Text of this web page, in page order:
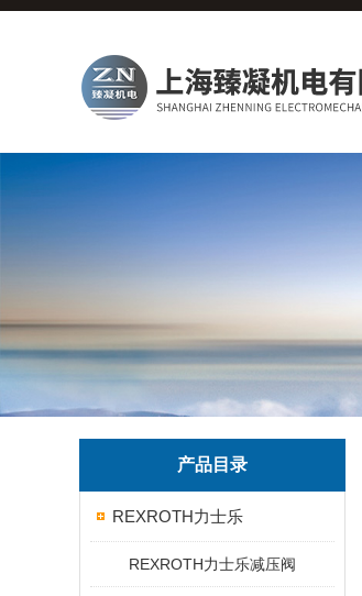
产品目录
REXROTH力士乐
REXROTH力士乐减压阀